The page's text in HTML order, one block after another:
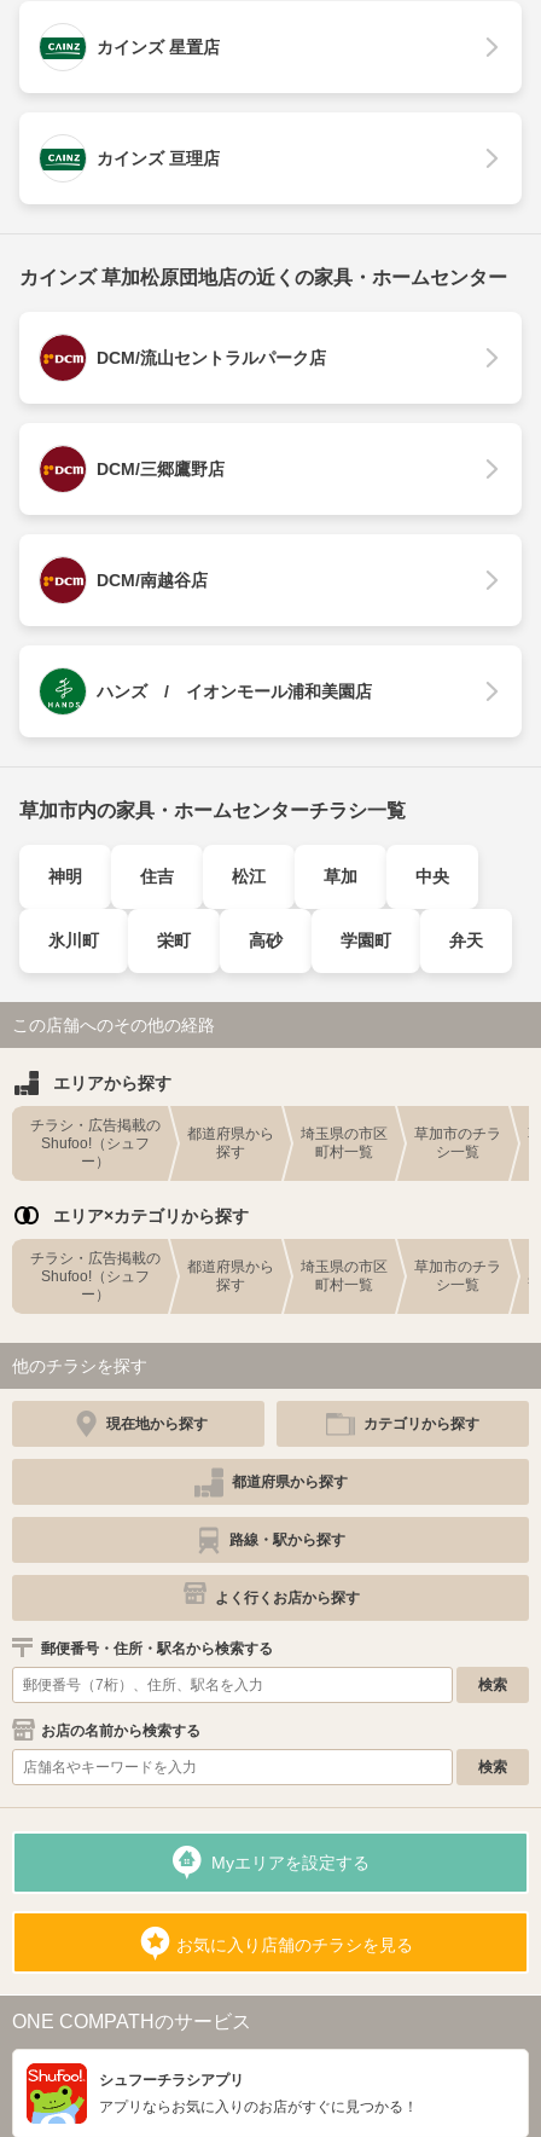
カインズ 星置店
カインズ 亘理店
カインズ 草加松原団地店の近くの家具・ホームセンター
DCM/流山セントラルパーク店
DCM/三郷鷹野店
DCM/南越谷店
ハンズ / イオンモール浦和美園店
草加市内の家具・ホームセンターチラシ一覧
神明 住吉 松江 草加 中央
氷川町 栄町 高砂 学園町 弁天
この店舗へのその他の経路
エリアから探す
チラシ・広告掲載の
Shufoo!（シュフ
ー）
都道府県から
探す
埼玉県の市区
町村一覧
草加市のチラ
シ一覧
エリア×カテゴリから探す
チラシ・広告掲載の
Shufoo!（シュフ
ー）
都道府県から
探す
埼玉県の市区
町村一覧
草加市のチラ
シ一覧
他のチラシを探す
現在地から探す カテゴリから探す
都道府県から探す
路線・駅から探す
よく行くお店から探す
郵便番号・住所・駅名から検索する
お店の名前から検索する
Myエリアを設定する
お気に入り店舗のチラシを見る
ONE COMPATHのサービス
シュフーチラシアプリ
アプリならお気に入りのお店がすぐに見つかる！